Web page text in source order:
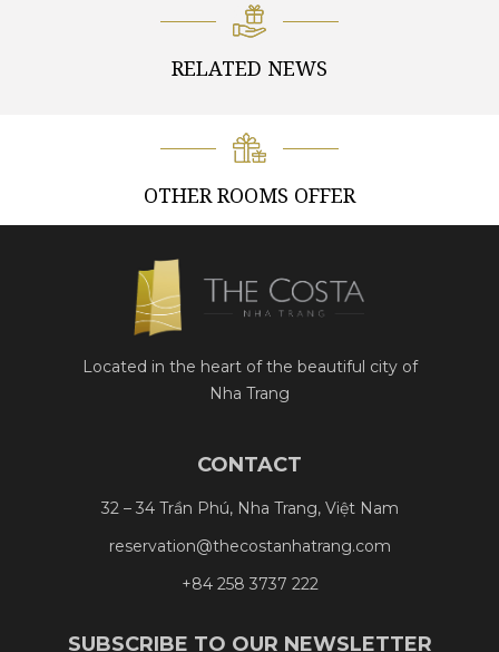
RELATED NEWS
OTHER ROOMS OFFER
CONTACT
32 – 34 Trần Phú, Nha Trang, Việt Nam
reservation@thecostanhatrang.com
+84 258 3737 222
Located in the heart of the beautiful city of
Nha Trang
SUBSCRIBE TO OUR NEWSLETTER